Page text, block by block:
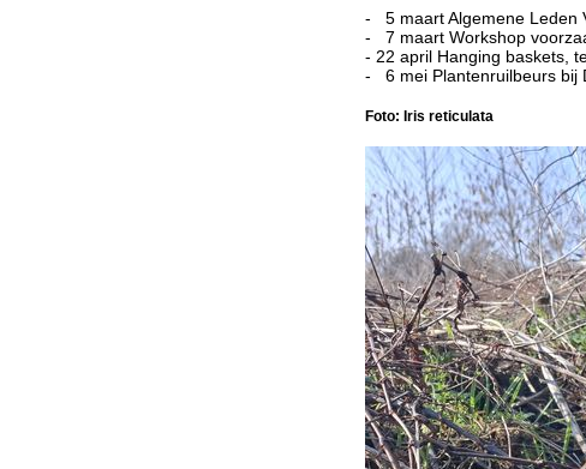
- 5 maart Algemene Leden
- 7 maart Workshop
- 22 april Hanging baskets,
- 6 mei Plantenruilbeurs bij
Foto: Iris reticulata